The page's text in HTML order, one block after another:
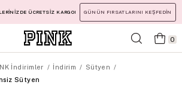
ÜCRETSİZ KARGO! GÜNÜN FIRSATLARINI KEŞFEDİN
0
İndirimler İndirim
Sütyen
Sütyen